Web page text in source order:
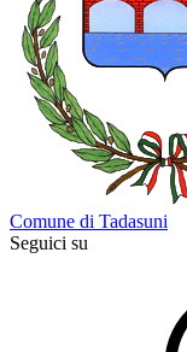
Comune di Tadasuni
Seguici su